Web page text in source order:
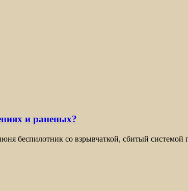
и раненых?
беспилотник со взрывчаткой, сбитый системой